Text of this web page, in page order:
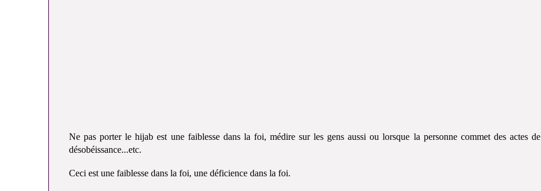
Ne pas porter le hijab est une faiblesse dans la foi, médire sur les gens aussi ou lorsque la personne commet des actes de
désobéissance...etc.
Ceci est une faiblesse dans la foi, une déficience dans la foi.